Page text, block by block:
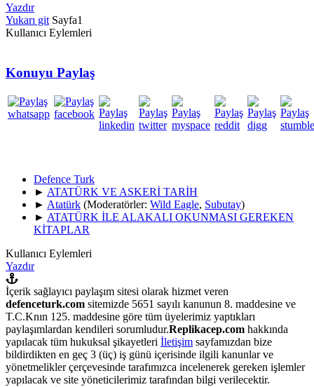
Yazdır
Yukarı git Sayfa1
Kullanıcı Eylemleri
Konuyu Paylaş
Defence Turk
► ATATÜRK VE ASKERİ TARİH
► Atatürk (Moderatörler: Wild Eagle, Subutay)
► ATATÜRK İLE ALAKALI OKUNMASI GEREKEN
KİTAPLAR
Kullanıcı Eylemleri
Yazdır
İçerik sağlayıcı paylaşım sitesi olarak hizmet veren
defenceturk.com sitemizde 5651 sayılı kanunun 8. maddesine ve
T.C.Knın 125. maddesine göre tüm üyelerimiz yaptıkları
paylaşımlardan kendileri sorumludur.Replikacep.com hakkında
yapılacak tüm hukuksal şikayetleri İletişim sayfamızdan bize
bildirdikten en geç 3 (üç) iş günü içerisinde ilgili kanunlar ve
yönetmelikler çerçevesinde tarafımızca incelenerek gereken işlemler
yapılacak ve site yöneticilerimiz tarafından bilgi verilecektir.